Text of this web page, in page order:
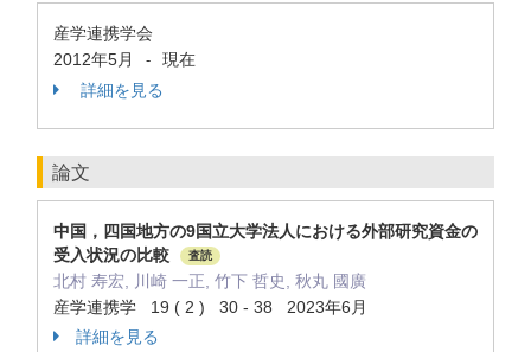
産学連携学会
2012年5月
-
現在
詳細を見る
論文
中国，四国地方の9国立大学法人における外部研究資金の
受入状況の比較
査読
北村 寿宏, 川崎 一正, 竹下 哲史, 秋丸 國廣
産学連携学 19 ( 2 ) 30 - 38 2023年6月
詳細を見る